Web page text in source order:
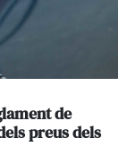
de
preus dels